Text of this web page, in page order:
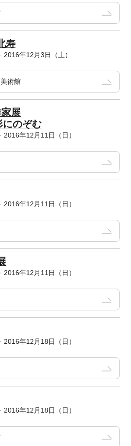
寿
年12月3日（土）
術館
展
にのぞむ
年12月11日（日）
年12月11日（日）
年12月11日（日）
年12月18日（日）
年12月18日（日）